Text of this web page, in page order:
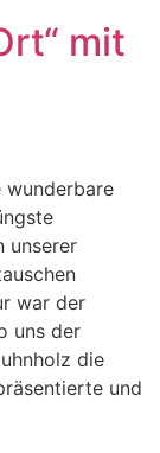
mit
wunderbare
unserer
war der
uns der
die
und